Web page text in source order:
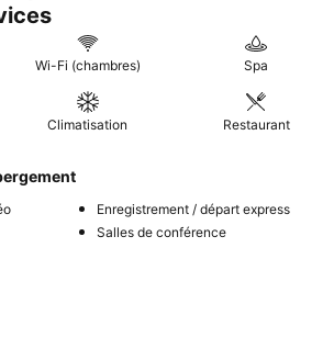
Wi-Fi (chambres) Spa
Climatisation Restaurant
Enregistrement / départ express
Salles de conférence